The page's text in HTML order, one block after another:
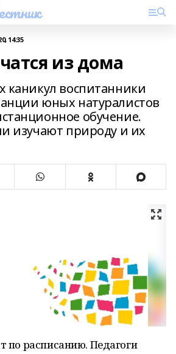
14:35
из дома
каникул воспитанники
юных натуралистов
обучение.
изучают природу и их
по расписанию. Педагоги